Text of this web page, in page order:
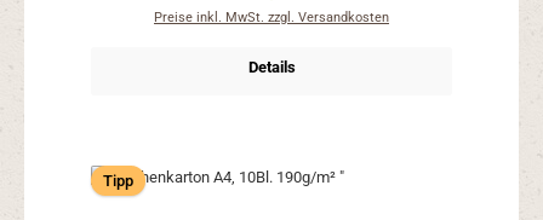
Preise inkl. MwSt. zzgl. Versandkosten
Details
Tipp